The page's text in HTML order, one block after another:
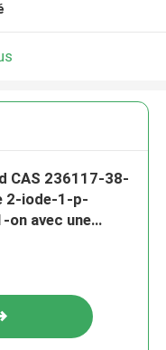
CAS 236117-38-
2-iode-1-p-
on avec une